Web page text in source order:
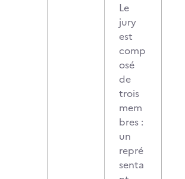
Le
jury
est
comp
osé
de
trois
mem
bres :
un
repré
senta